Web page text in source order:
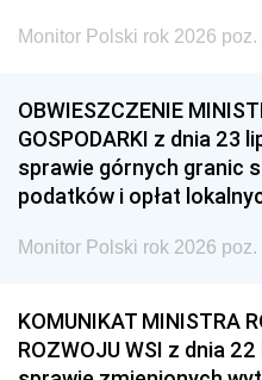
Monitor Polski rok 2026 poz.
OBWIESZCZENIE
GOSPODARKI z dnia 23
sprawie górnych granic
podatków i opłat
Monitor Polski rok 2026 poz.
KOMUNIKAT MINISTRA
ROZWOJU WSI z dnia